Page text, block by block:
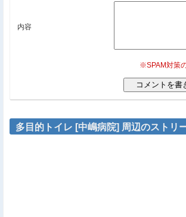
内容
※SPAM対策
多目的トイレ [中嶋病院] 周辺のストリ